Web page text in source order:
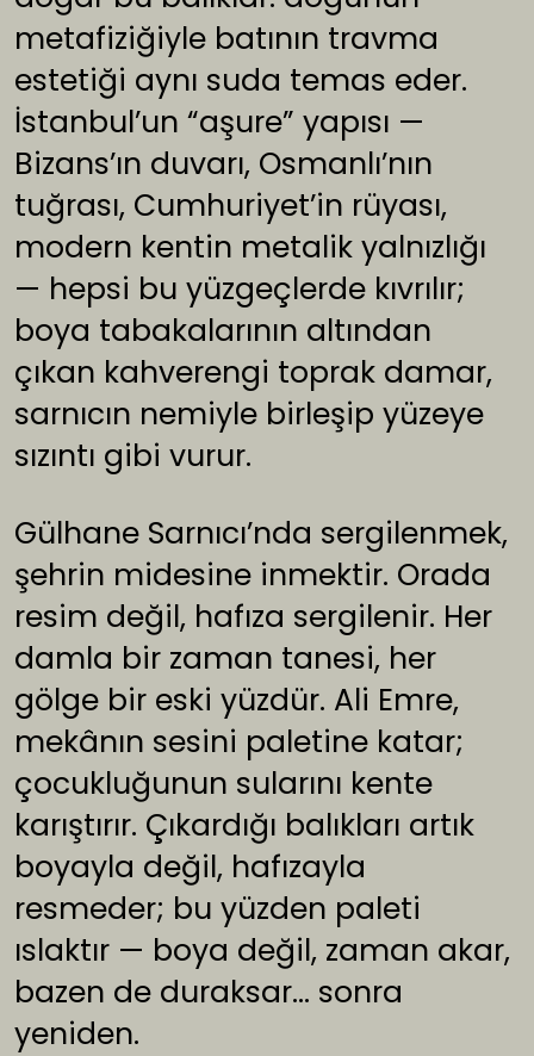
metafiziğiyle batının travma
estetiği aynı suda temas eder.
İstanbul’un “aşure” yapısı —
Bizans’ın duvarı, Osmanlı’nın
tuğrası, Cumhuriyet’in rüyası,
modern kentin metalik yalnızlığı
— hepsi bu yüzgeçlerde kıvrılır;
boya tabakalarının altından
çıkan kahverengi toprak damar,
sarnıcın nemiyle birleşip yüzeye
sızıntı gibi vurur.
Gülhane Sarnıcı’nda sergilenmek,
şehrin midesine inmektir. Orada
resim değil, hafıza sergilenir. Her
damla bir zaman tanesi, her
gölge bir eski yüzdür. Ali Emre,
mekânın sesini paletine katar;
çocukluğunun sularını kente
karıştırır. Çıkardığı balıkları artık
boyayla değil, hafızayla
resmeder; bu yüzden paleti
ıslaktır — boya değil, zaman akar,
bazen de duraksar… sonra
yeniden.